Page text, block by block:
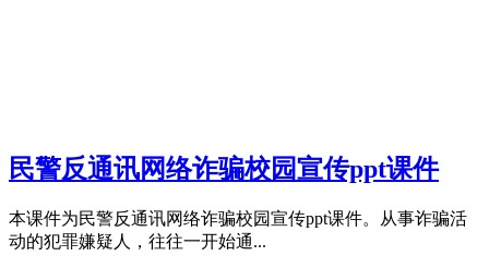
民警反通讯网络诈骗校园宣传ppt课件
本课件为民警反通讯网络诈骗校园宣传ppt课件。从事诈骗活
动的犯罪嫌疑人，往往一开始通...